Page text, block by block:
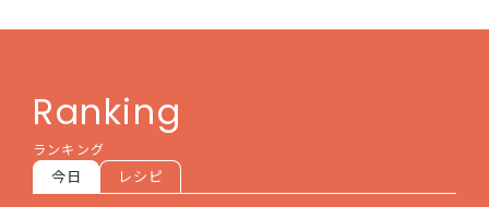
Ranking
ランキング
今日 レシピ